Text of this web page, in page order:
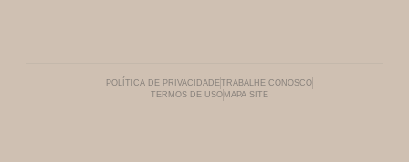
POLÍTICA DE PRIVACIDADE TRABALHE CONOSCO
TERMOS DE USO MAPA SITE